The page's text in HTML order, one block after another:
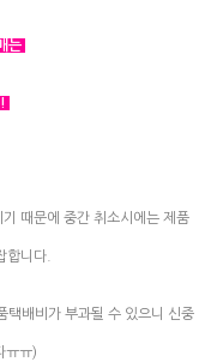
는
때문에 중간 취소시에는 제품
합니다.
택배비가 부과될 수 있으니 신중
ㅠㅠ)